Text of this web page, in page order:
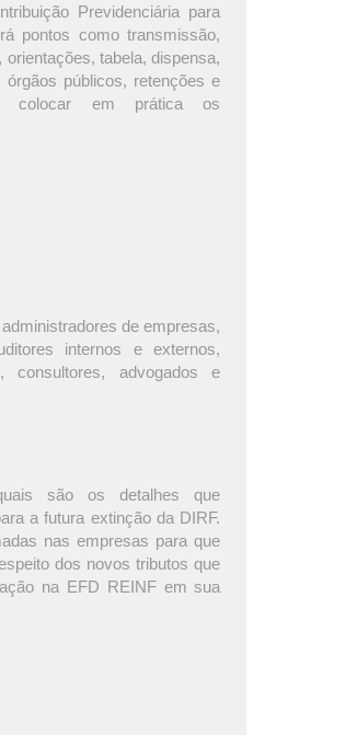
Previdenciária para
pontos como transmissão,
tabela, dispensa,
públicos, retenções e
colocar em prática os
de empresas,
internos e externos,
consultores, advogados e
são os detalhes que
a futura extinção da DIRF.
nas empresas para que
dos novos tributos que
na EFD REINF em sua